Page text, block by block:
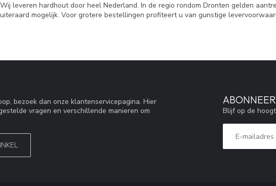
Wij leveren hardhout door heel Nederland. In de regio rondom Dronten gelden
uiteraard mogelijk. Voor grotere bestellingen profiteert u van gunstige
bezoek dan onze klantenservicepagina. Hier
vragen en verschillende manieren om
Blijf op de